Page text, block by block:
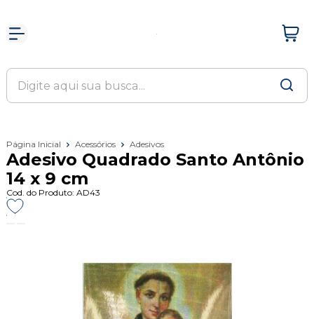
Página Inicial Acessórios Adesivos
Adesivo Quadrado Santo Antônio
14 x 9 cm
Cod. do Produto: AD43